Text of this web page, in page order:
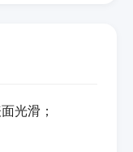
光滑；